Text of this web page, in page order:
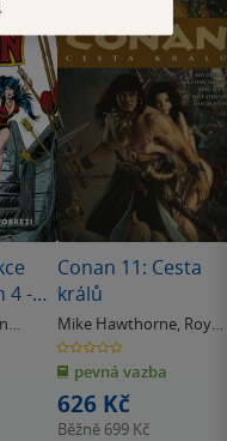
4 -
Conan 11: Cesta
králů
Mike Hawthorne, Roy
Thomas
0.0
z
5
hvězdiček
pevná vazba
626 Kč
Běžně 699 Kč